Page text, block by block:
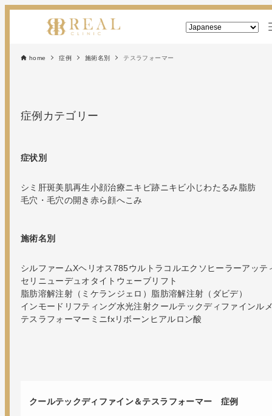
home 症例 施術名別 テスラフォーマー
クールテックディファイン＆テスラフォーマー 症例
症例カテゴリー
症状別
シミ 肝斑美肌再生小顔治療ニキビ跡ニキビ小じわたるみ脂肪
毛穴・毛穴の開き 赤ら顔へこみ
施術名別
シルファームXヘリオス785ウルトラコルエクソヒーラーアッテ
セリニューデュオタイト ウェーブリフト
脂肪溶解注射（ミケランジェロ） 脂肪溶解注射（ダビデ）
インモードリフティング水光注射クールテックディファインル
テスラフォーマー ミニfxリボーン ヒアルロン酸